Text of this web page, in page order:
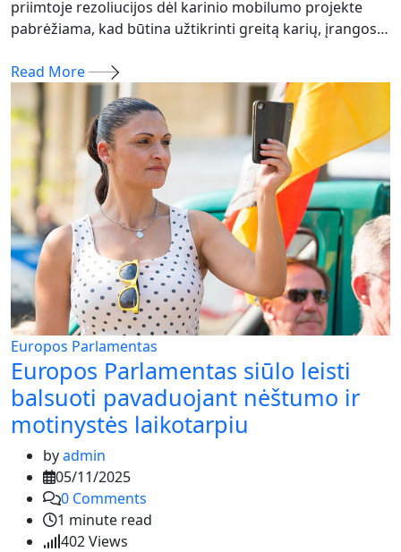
priimtoje rezoliucijos dėl karinio mobilumo projekte
pabrėžiama, kad būtina užtikrinti greitą karių, įrangos…
Read More
Europos Parlamentas
Europos Parlamentas siūlo leisti
balsuoti pavaduojant nėštumo ir
motinystės laikotarpiu
byadmin
05/11/2025
0 Comments
1 minute read
402Views